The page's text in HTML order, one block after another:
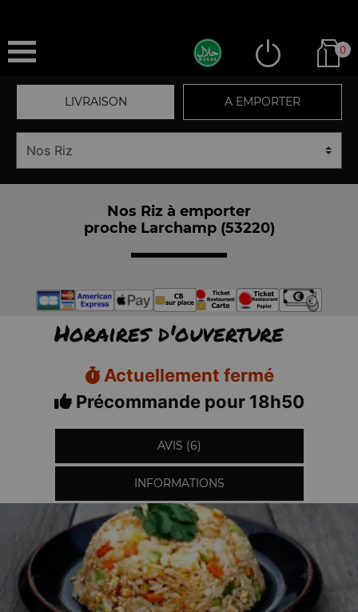
0
LIVRAISON A EMPORTER
Nos Riz à emporter
proche Larchamp (53220)
Horaires d'ouverture
Actuellement fermé
Précommande pour 18h50
AVIS (6)
INFORMATIONS